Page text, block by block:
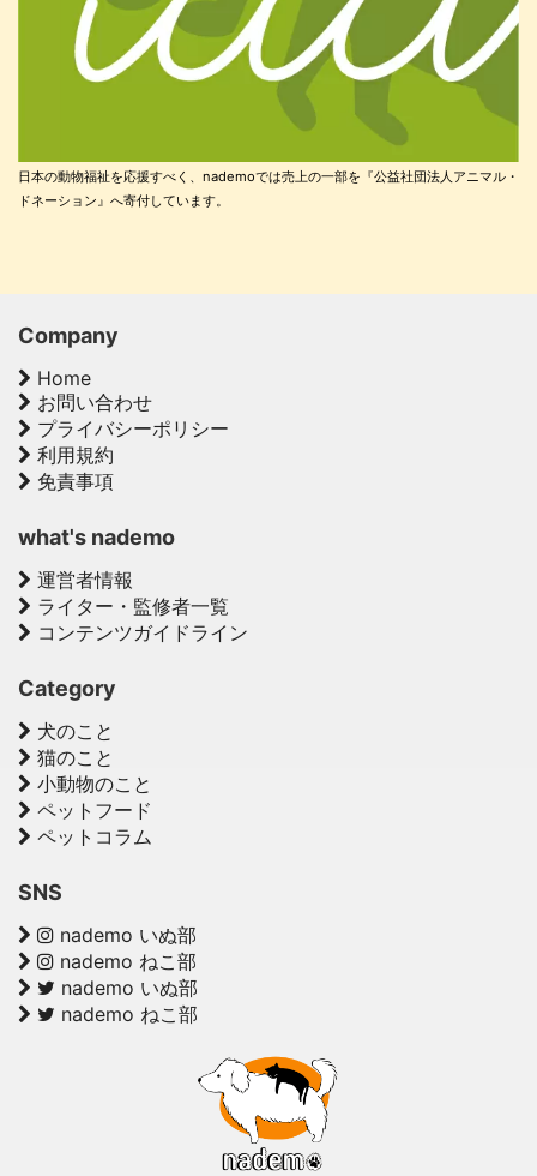
日本の動物福祉を応援すべく、nademoでは売上の一部を『公益社団法人アニマル・
ドネーション』へ寄付しています。
Company
Home
お問い合わせ
プライバシーポリシー
利用規約
免責事項
what's nademo
運営者情報
ライター・監修者一覧
コンテンツガイドライン
Category
犬のこと
猫のこと
小動物のこと
ペットフード
ペットコラム
SNS
nademo いぬ部
nademo ねこ部
nademo いぬ部
nademo ねこ部